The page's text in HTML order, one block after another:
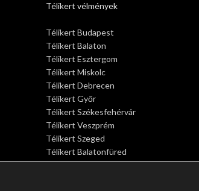
Télikert vélmények
Télikert Budapest
Télikert Balaton
Télikert Esztergom
Télikert Miskolc
Télikert Debrecen
Télikert Győr
Télikert Székesfehérvár
Télikert Veszprém
Télikert Szeged
Télikert Balatonfüred
Télikert Siófok